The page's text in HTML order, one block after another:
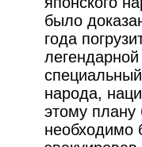
было
года
народа,
этому
необходимо